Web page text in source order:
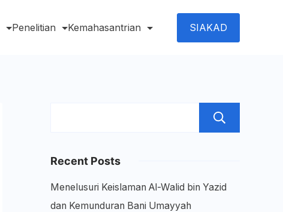
Penelitian Kemahasantrian SIAKAD
Recent Posts
Menelusuri Keislaman Al-Walid bin Yazid
dan Kemunduran Bani Umayyah